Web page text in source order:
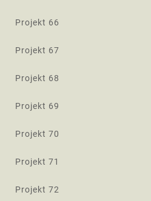
Projekt 66
Projekt 67
Projekt 68
Projekt 69
Projekt 70
Projekt 71
Projekt 72